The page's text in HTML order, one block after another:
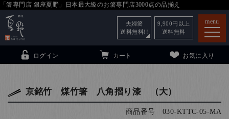
「箸専門店 銀座夏野」日本最大級のお箸専門店3000点の品揃え
menu
ログイン カート お気に入り
夫婦箸
送料無料!!
9,900 円以上
送料無料
京銘竹 煤竹箸 八角摺り漆 （大）
商品番号 030-KTTC-05-MA